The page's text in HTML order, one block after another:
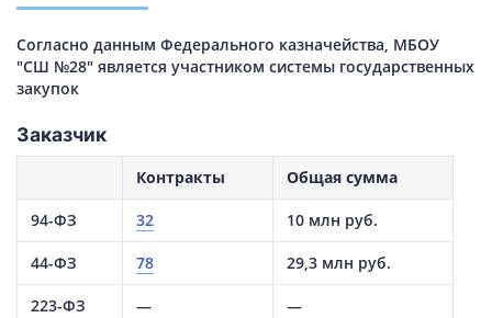
Согласно данным Федерального казначейства, МБОУ
"СШ №28" является участником системы государственных
закупок
Заказчик
Контракты Общая сумма
94-ФЗ 32 10 млн руб.
44-ФЗ 78 29,3 млн руб.
223-ФЗ — —